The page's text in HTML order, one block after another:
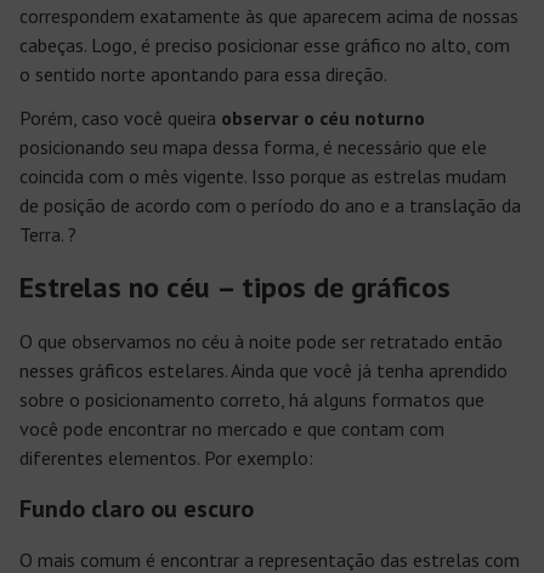
correspondem exatamente às que aparecem acima de nossas
cabeças. Logo, é preciso posicionar esse gráfico no alto, com
o sentido norte apontando para essa direção.
Porém, caso você queira observar o céu noturno
posicionando seu mapa dessa forma, é necessário que ele
coincida com o mês vigente. Isso porque as estrelas mudam
de posição de acordo com o período do ano e a translação da
Terra. ?
Estrelas no céu – tipos de gráficos
O que observamos no céu à noite pode ser retratado então
nesses gráficos estelares. Ainda que você já tenha aprendido
sobre o posicionamento correto, há alguns formatos que
você pode encontrar no mercado e que contam com
diferentes elementos. Por exemplo:
Fundo claro ou escuro
O mais comum é encontrar a representação das estrelas com